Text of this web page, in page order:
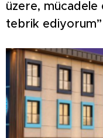
üzere,
tebrik ediyorum”